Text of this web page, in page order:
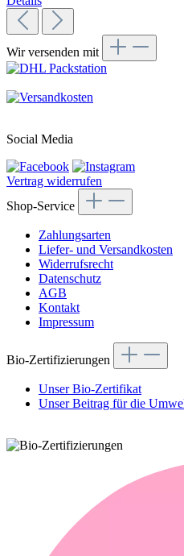
Wir versenden mit
Social Media
Vertrag widerrufen
Shop-Service
Zahlungsarten
Liefer- und Versandkosten
Widerrufsrecht
Datenschutz
AGB
Kontakt
Impressum
Bio-Zertifizierungen
Unser Bio-Zertifikat
Unser Beitrag für die